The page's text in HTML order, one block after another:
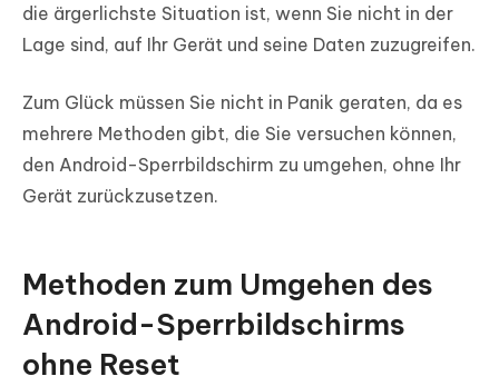
die ärgerlichste Situation ist, wenn Sie nicht in der
Lage sind, auf Ihr Gerät und seine Daten zuzugreifen.
Zum Glück müssen Sie nicht in Panik geraten, da es
mehrere Methoden gibt, die Sie versuchen können,
den Android-Sperrbildschirm zu umgehen, ohne Ihr
Gerät zurückzusetzen.
Methoden zum Umgehen des
Android-Sperrbildschirms
ohne Reset